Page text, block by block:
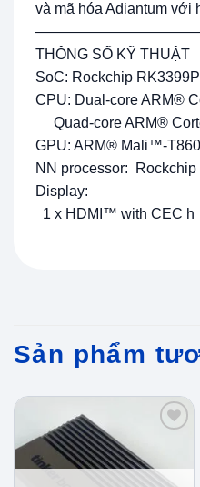
và mã hóa Adiantum với
THÔNG SỐ KỸ THUẬT
SoC: Rockchip
CPU: Dual-core ARM®
Quad-core ARM®
GPU: ARM® Mali™-
NN processor: Rockchip
Display:
1 x HDMI™ with CEC h
Sản phẩm